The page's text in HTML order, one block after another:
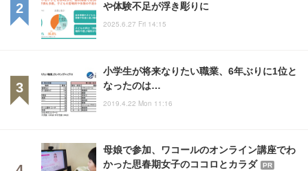
や体験不足が浮き彫りに
2025.6.27 Fri 14:15
小学生が将来なりたい職業、6年ぶりに1位と
なったのは…
2019.4.22 Mon 11:16
母娘で参加、ワコールのオンライン講座でわ
かった思春期女子のココロとカラダ
PR